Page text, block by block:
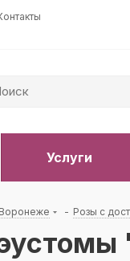
Услуги
- Розы с